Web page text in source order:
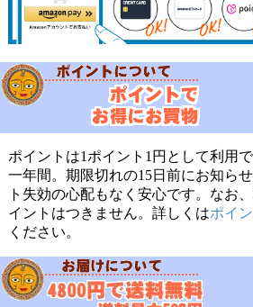
ポイントは1ポイント1円として利用
一年間。期限切れの15日前にお知ら
ト失効の心配もなく安心です。なお
イントはつきません。詳しくはポイ
ください。